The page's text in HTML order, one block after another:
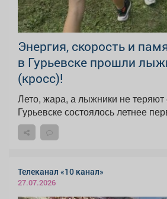
Энергия, скорость и
в Гурьевске прошли
(кросс)!‍‍‍
Лето, жара, а лыжники не
Гурьевске состоялось летнее
Телеканал «10 канал»
27.07.2026